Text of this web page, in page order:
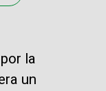
la
un